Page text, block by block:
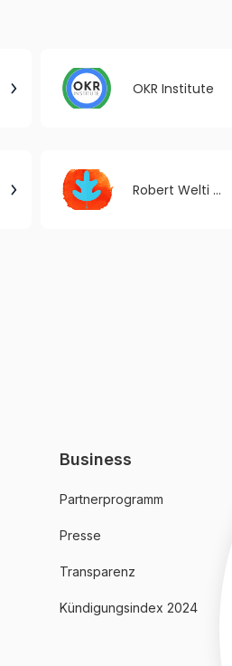
OKR Institute
Robert Welti - Dein Gesundheitsbusiness
Business
Partnerprogramm
Presse
Transparenz
Kündigungsindex 2024